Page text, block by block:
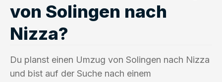
von Solingen nach
Nizza?
Du planst einen Umzug von Solingen nach Nizza
und bist auf der Suche nach einem